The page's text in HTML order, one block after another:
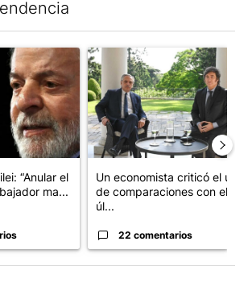
con el título "Tensión Lula-Milei:
“Anular el
ma...
Un artículo de tendencia con
Un economista criticó el uso
de comparaciones con el
úl...
22 comentarios